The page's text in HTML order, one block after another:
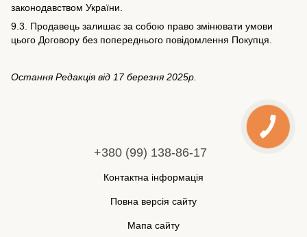
законодавством України.
9.3. Продавець залишає за собою право змінювати умови
цього Договору без попереднього повідомлення Покупця.
Остання Редакція від 17 березня 2025р.
+380 (99) 138-86-17
Контактна інформація
Повна версія сайту
Мапа сайту